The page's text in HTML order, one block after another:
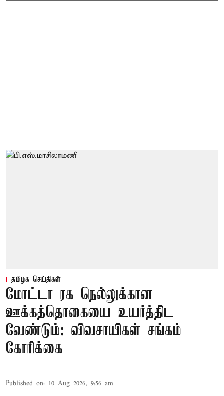
தமிழக செய்திகள்
மோட்டா ரக நெல்லுக்கான
ஊக்கத்தொகையை உயர்த்திட
வேண்டும்: விவசாயிகள் சங்கம்
கோரிக்கை
Published on: 10 Aug 2026, 9:56 am